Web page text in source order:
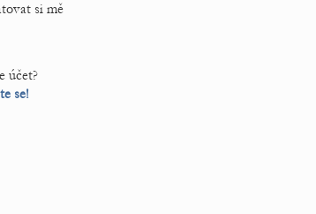
si mě
účet?
se!